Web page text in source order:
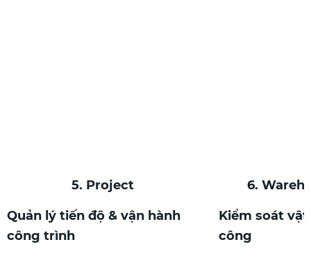
5. Project
Quản lý tiến độ & vận hành
công trình
6.
Kiểm soát
công